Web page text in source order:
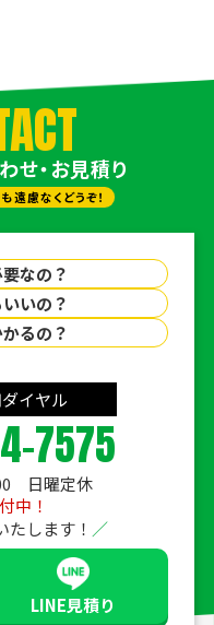
せ・お見積り
遠慮なくどうぞ！
なの？
いの？
るの？
イヤル
7575
日曜定休
中！
たします！
LINE見積り